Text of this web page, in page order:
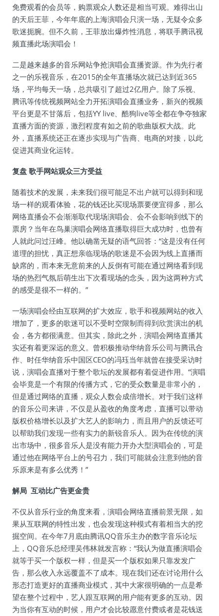
免费观看的会员等，购票观众人数还是相当可观。难得出山
的天后王菲，今年年底的上海演唱会只演一场，无疑令众多
歌迷扼腕。但不久前，王菲放出爆炸性消息，将联手腾讯视
频直播此场演唱会！
二是越来越多的音乐网站争抢演唱会直播资源。作为先行者
之一的乐视音乐，在2015的全年直播场次就已达到近365
场，平均每天一场，总共吸引了超过2亿用户。除了乐视、
腾讯等传统视频网站全力开拓演唱会直播业务，新兴的视频
平台更是不甘落后，包括YY live、酷狗live等全都在争夺独家
直播方面的资源，激烈程度有如之前的歌曲版权大战。此
外，直播系统还正在逐步实现与广告商、电商的对接，以此
促进其商业化运转。
复盘 歌手网站观众三方受益
随着技术的发展，未来我们很可能足不出户就可以得到和现
场一样的观看体验，花的钱还比买现场票要便宜得多，那么
网络直播会不会渐渐取代现场演唱会、会不会影响到线下的
票房？当年在鸟巢演唱会网络直播取得巨大成功时，也曾有
人就此问过汪峰。他以确凿无疑的语气回答：“这是没有任何
道理的担忧，真正想亲临现场的歌迷是不会因为线上直播而
缺席的，而本来无意前来的人反倒有可能在通过网络看到现
场的热烈气氛后萌生出下次看现场的念头，因为这两种方式
的感受是很不一样的。”
一场演唱会经由互联网的扩大效应，歌手和视频网站的收入
增加了，更多的歌迷可以不受时空限制而得到欣赏演出的机
会，各方都很满意。但其实，除此之外，演唱会网络直播其
实还有着更深远的意义。曾积极推动华纳音乐公司与腾讯合
作、时任华纳音乐中国区CEO的冯珏当年就曾在接受采访时
说，演唱会直播对于整个歌坛的发展都有着促进作用。“演唱
会毕竟是一个有限的传播方式，它的受众数量是非常小的，
但是通过网络的直播，观众人数会成倍增长。对于我们这样
的音乐公司来讲，不仅是从盈收的角度考虑，直播可以带动
版权价格增长以及扩大艺人的影响力，而且用户的反馈还可
以帮助我们发现一些有实力的新锐音乐人。因为在传统的演
出市场中，很多音乐人是没有能力开办大型演唱会的，可是
通过他在网络平台上的号召力，我们可能就会注意到他的音
乐原来是有多么优秀！”
解局 互动比广告更金贵
不仅从音乐行业的角度来看，演唱会网络直播前景无限，如
果从互联网的特性出发，也会发现这种模式有着相当大的挖
掘空间。在今年7月底由腾讯QQ音乐主办的数字音乐论坛
上，QQ音乐总经理吴伟林就发言称：“我认为做直播演唱会
就等于买一个版权一样，但是买一个版权如果只靠发发广
告，那么收入永远覆盖不了成本。现在我们还在讨论用什么
形态打造更好的直播商业模式，其中大家很明确的一点是希
望在整个过程中，艺人跟互联网的用户能有更多的互动。因
为当你有互动的时候，用户才会比较愿意付费或者是花钱送